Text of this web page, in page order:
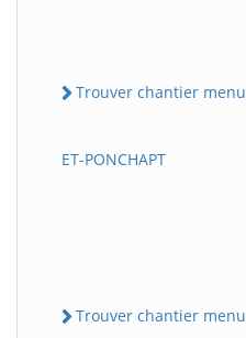
Trouver chantier
ET-PONCHAPT
Trouver chantier